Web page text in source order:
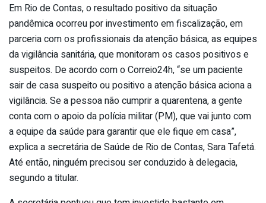
Em Rio de Contas, o resultado positivo da situação
pandêmica ocorreu por investimento em fiscalização, em
parceria com os profissionais da atenção básica, as equipes
da vigilância sanitária, que monitoram os casos positivos e
suspeitos. De acordo com o Correio24h, “se um paciente
sair de casa suspeito ou positivo a atenção básica aciona a
vigilância. Se a pessoa não cumprir a quarentena, a gente
conta com o apoio da polícia militar (PM), que vai junto com
a equipe da saúde para garantir que ele fique em casa”,
explica a secretária de Saúde de Rio de Contas, Sara Tafetá.
Até então, ninguém precisou ser conduzido à delegacia,
segundo a titular.